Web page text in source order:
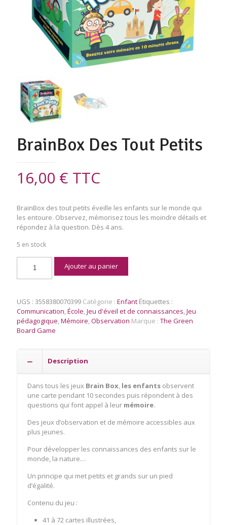
BrainBox Des Tout Petits
16,00 € TTC
BrainBox des tout petits éveille les enfants sur le monde qui
les entoure. Observez, mémorisez tous les moindre détails et
répondez à la question. Dès 4 ans.
5 en stock
BrainBox
Tout
Petits
Ajouter au panier
UGS : 3558380070399 Catégorie : Enfant Étiquettes :
Communication École Jeu d'éveil et de connaissances Jeu
pédagogique Mémoire Observation Marque : The Green
Board Game
Description
Dans tous les jeux Brain Box les enfants observent
une carte pendant 10 secondes puis répondent à des
questions qui font appel à leur mémoire.
Des jeux d’observation et de mémoire accessibles aux
plus jeunes.
Pour développer les connaissances des enfants sur le
monde, la nature…
Un principe qui met petits et grands sur un pied
d’égalité.
Contenu du jeu :
41 à 72 cartes illustrées,